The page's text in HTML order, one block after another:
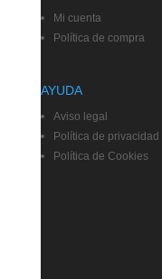
Mi cuenta
Política de compra
AYUDA
Aviso legal
Política de privacidad
Política de Cookies